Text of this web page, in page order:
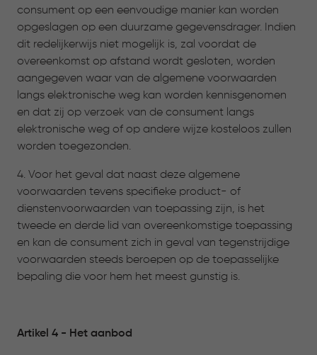
consument op een eenvoudige manier kan worden
opgeslagen op een duurzame gegevensdrager. Indien
dit redelijkerwijs niet mogelijk is, zal voordat de
overeenkomst op afstand wordt gesloten, worden
aangegeven waar van de algemene voorwaarden
langs elektronische weg kan worden kennisgenomen
en dat zij op verzoek van de consument langs
elektronische weg of op andere wijze kosteloos zullen
worden toegezonden.
4. Voor het geval dat naast deze algemene
voorwaarden tevens specifieke product- of
dienstenvoorwaarden van toepassing zijn, is het
tweede en derde lid van overeenkomstige toepassing
en kan de consument zich in geval van tegenstrijdige
voorwaarden steeds beroepen op de toepasselijke
bepaling die voor hem het meest gunstig is.
Artikel 4 - Het aanbod